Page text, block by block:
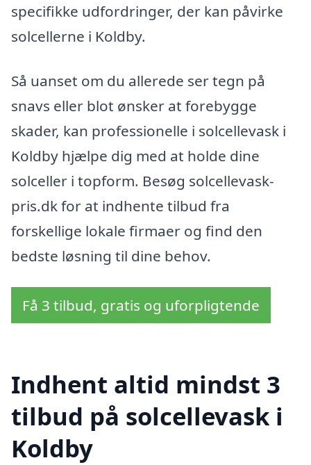
specifikke udfordringer, der kan påvirke
solcellerne i Koldby.
Så uanset om du allerede ser tegn på
snavs eller blot ønsker at forebygge
skader, kan professionelle i solcellevask i
Koldby hjælpe dig med at holde dine
solceller i topform. Besøg solcellevask-
pris.dk for at indhente tilbud fra
forskellige lokale firmaer og find den
bedste løsning til dine behov.
Få 3 tilbud, gratis og uforpligtende
Indhent altid mindst 3
tilbud på solcellevask i
Koldby